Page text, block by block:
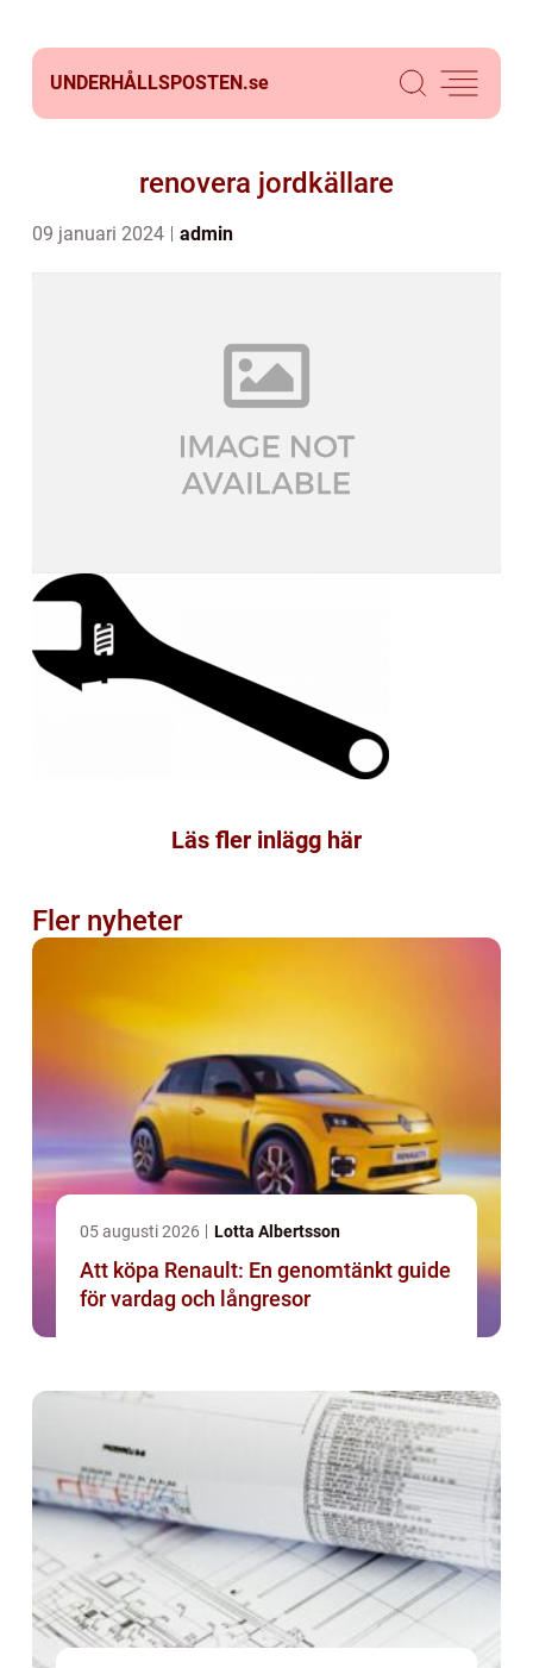
UNDERHÅLLSPOSTEN.se
renovera jordkällare
09 januari 2024 admin
Läs fler inlägg här
Fler nyheter
05 augusti 2026 Lotta Albertsson
Att köpa Renault: En genomtänkt guide
för vardag och långresor